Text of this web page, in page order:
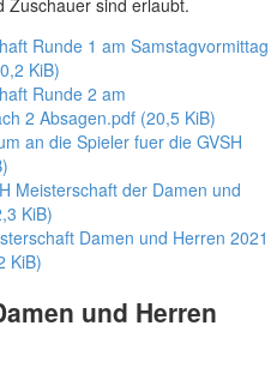
Runde 1 am Samstagvormittag
KiB)
Runde 2 am
2 Absagen.pdf (20,5 KiB)
an die Spieler fuer die GVSH
Meisterschaft der Damen und
KiB)
Damen und Herren 2021
KiB)
und Herren